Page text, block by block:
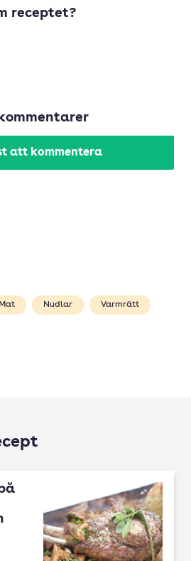
receptet?
att kommentera
Mat Nudlar Varmrätt